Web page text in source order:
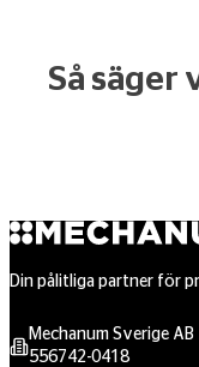
Så säger
Din pålitliga partner för
Mechanum Sverige AB
556742-0418